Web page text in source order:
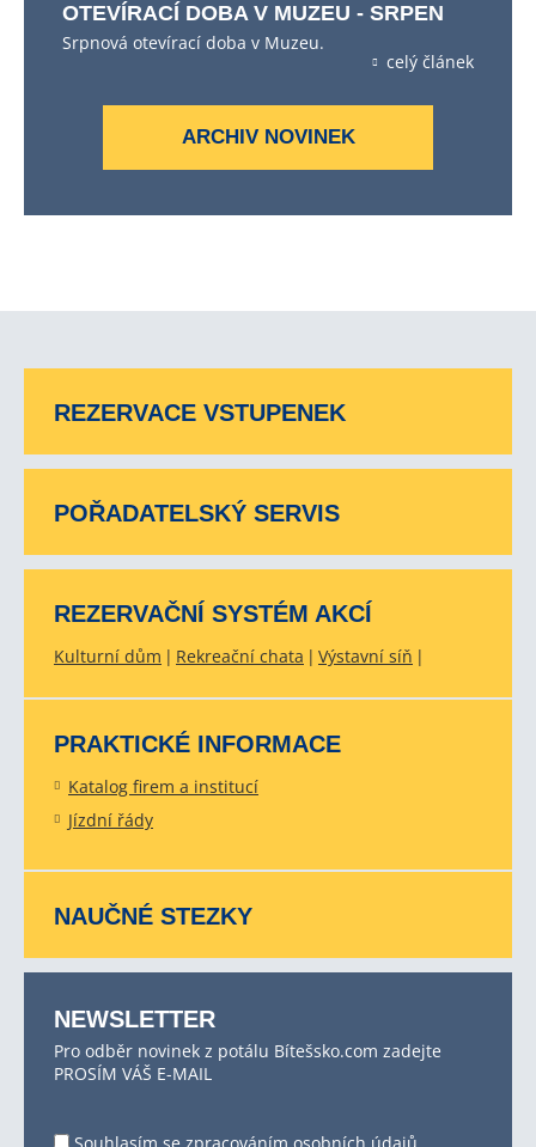
OTEVÍRACÍ DOBA V MUZEU - SRPEN
Srpnová otevírací doba v Muzeu.
celý článek
ARCHIV NOVINEK
REZERVACE VSTUPENEK
POŘADATELSKÝ SERVIS
REZERVAČNÍ SYSTÉM AKCÍ
Kulturní dům Rekreační chata Výstavní síň
PRAKTICKÉ INFORMACE
Katalog firem a institucí
Jízdní řády
NAUČNÉ STEZKY
NEWSLETTER
Pro odběr novinek z potálu Bítešsko.com zadejte
PROSÍM VÁŠ E-MAIL